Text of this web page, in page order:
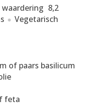
waardering 8,2
Vegetarisch
of paars basilicum
feta